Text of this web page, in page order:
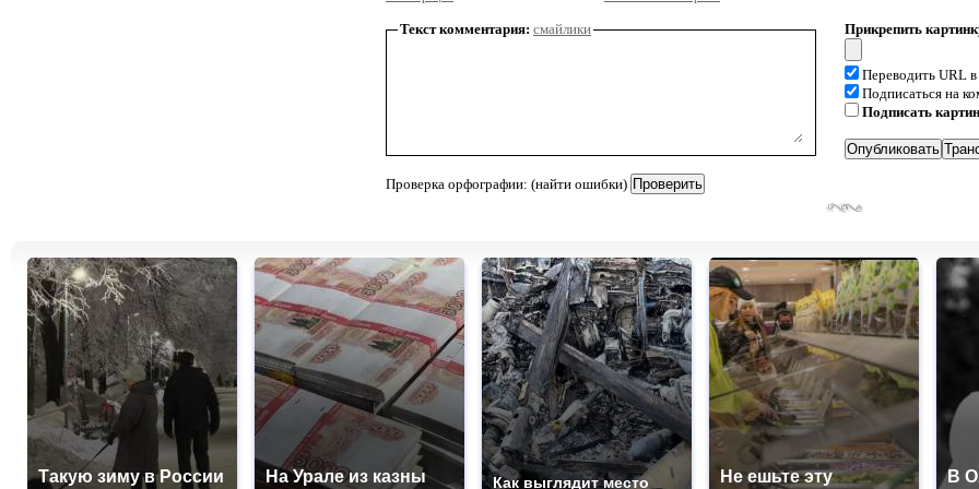
Текст комментария: смайлики
Проверка орфографии: (найти ошибки)
Прикрепить
Переводить URL
Подписаться на
Подписать
Такую зиму в России
На Урале из казны
Как выглядит место
Не ешьте эту
В